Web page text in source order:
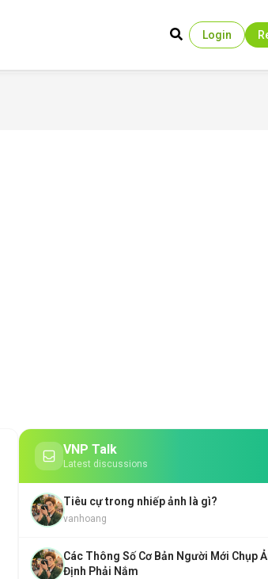
Login
VNP Talk
Latest discussions
Tiêu cự trong nhiếp ảnh là gì?
vanhoang
Các Thông Số Cơ Bản Người Mới Chụp
Định Phải Nắm